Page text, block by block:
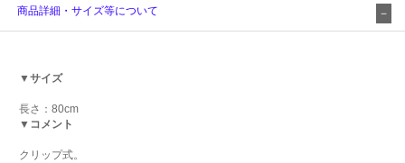
商品詳細・サイズ等について
▼サイズ
長さ：80cm
▼コメント
クリップ式。